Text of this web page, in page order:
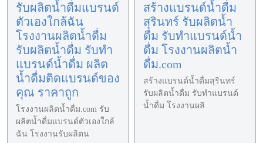
รับผลิตน้ำดื่มแบรนด์
ตัวเองใกล้ฉัน
โรงงานผลิตน้ำดื่ม
รับผลิตน้ำดื่ม รับทำ
แบรนด์น้ำดื่ม ผลิต
น้ำดื่มติดแบรนด์ของ
คุณ ราคาถูก
โรงงานผลิตน้ำดื่ม.com รับ
ผลิตน้ำดื่มแบรนด์ตัวเองใกล้
ฉัน โรงงานรับผลิตน
สร้างแบรนด์น้ำดื่ม
สุรินทร์ รับผลิตน้ำ
ดื่ม รับทำแบรนด์น้ำ
ดื่ม โรงงานผลิตน้ำ
ดื่ม.com
สร้างแบรนด์น้ำดื่มสุรินทร์
รับผลิตน้ำดื่ม รับทำแบรนด์
น้ำดื่ม โรงงานผลิ